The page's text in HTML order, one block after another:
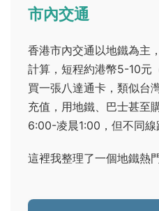
市內交通
香港市內交通以地鐵為主
計算，短程約港幣5-10元
買一張八達通卡，類似台
充值，用地鐵、巴士甚至
6:00-凌晨1:00，但不同線
這裡我整理了一個地鐵熱